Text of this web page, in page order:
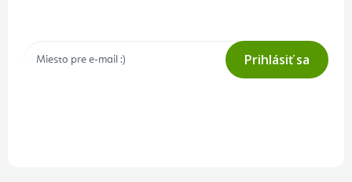
Prihlásiť sa